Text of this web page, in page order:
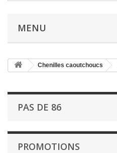
MENU
Chenilles caoutchoucs
PAS DE 86
PROMOTIONS